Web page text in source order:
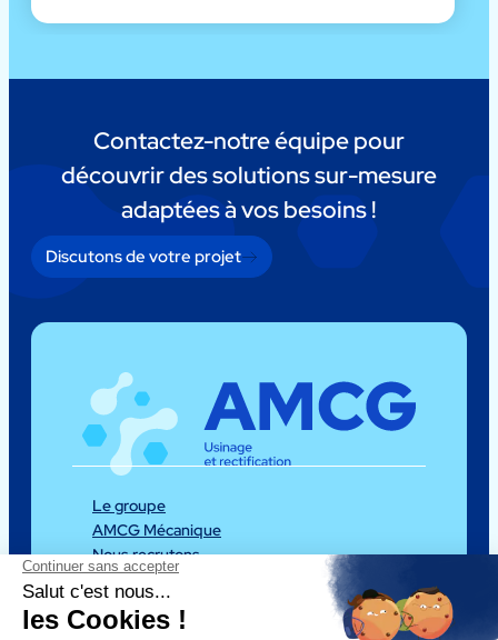
Contactez-notre équipe pour
découvrir des solutions sur-mesure
adaptées à vos besoins !
Discutons de votre projet
Le groupe
AMCG Mécanique
Nous recrutons
Nos actualités
Nos expertises